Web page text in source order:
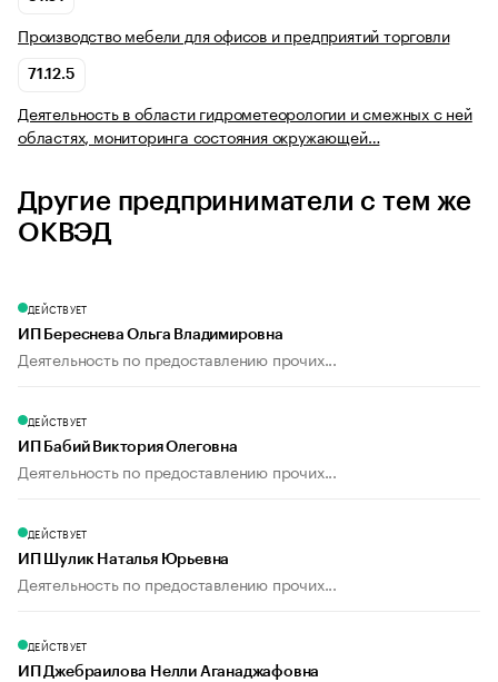
Производство мебели для офисов и предприятий торговли
71.12.5
Деятельность в области гидрометеорологии и смежных с ней
областях, мониторинга состояния окружающей…
Другие предприниматели с тем же
ОКВЭД
ДЕЙСТВУЕТ
ИП Береснева Ольга Владимировна
Деятельность по предоставлению прочих...
ДЕЙСТВУЕТ
ИП Бабий Виктория Олеговна
Деятельность по предоставлению прочих...
ДЕЙСТВУЕТ
ИП Шулик Наталья Юрьевна
Деятельность по предоставлению прочих...
ДЕЙСТВУЕТ
ИП Джебраилова Нелли Аганаджафовна